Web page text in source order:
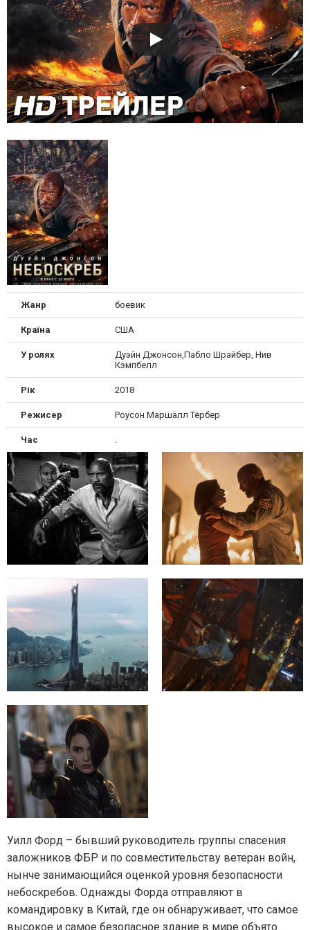
Жанр боевик
Країна США
У ролях
Дуэйн Джонсон,Пабло Шрайбер, Нив
Кэмпбелл
Рік 2018
Режисер Роусон Маршалл Тёрбер
Час
Уилл Форд – бывший руководитель группы спасения
заложников ФБР и по совместительству ветеран войн,
нынче занимающийся оценкой уровня безопасности
небоскребов. Однажды Форда отправляют в
командировку в Китай, где он обнаруживает, что самое
высокое и самое безопасное здание в мире объято